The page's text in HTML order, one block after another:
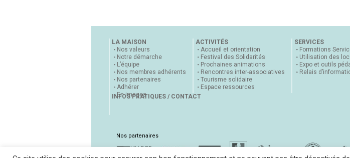
LA MAISON
Nos valeurs
Notre démarche
L’équipe
Nos membres adhérents
Nos partenaires
Adhérer
En images
ACTIVITÉS
Accueil et orientation
Festival des Solidarités
Prochaines animations
Rencontres inter-associatives
Tourisme solidaire
Espace ressources
SERVICES
Formations
Utilisation des
Expo et outils
Relais
INFOS PRATIQUES / CONTACT
Nos partenaires